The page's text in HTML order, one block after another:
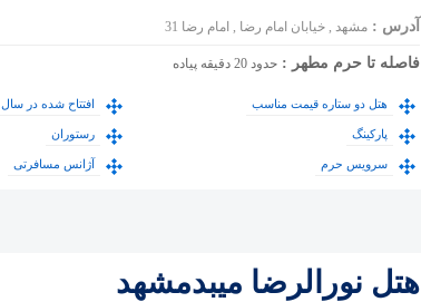
آدرس :مشهد , خیابان امام رضا , امام رضا 31
فاصله تا حرم مطهر :حدود 20 دقیقه پیاده
هتل دو ستاره قیمت مناسب افتتاح شده در سال 1390
پارکینگ رستوران
سرویس حرم آژانس مسافرتی
هتل نورالرضا میبدمشهد